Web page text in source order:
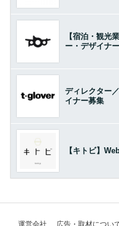
【宿泊・観光
ー・デザイナ
ディレクター
イナー募集
【キトビ】
運営会社 広告・取材につい